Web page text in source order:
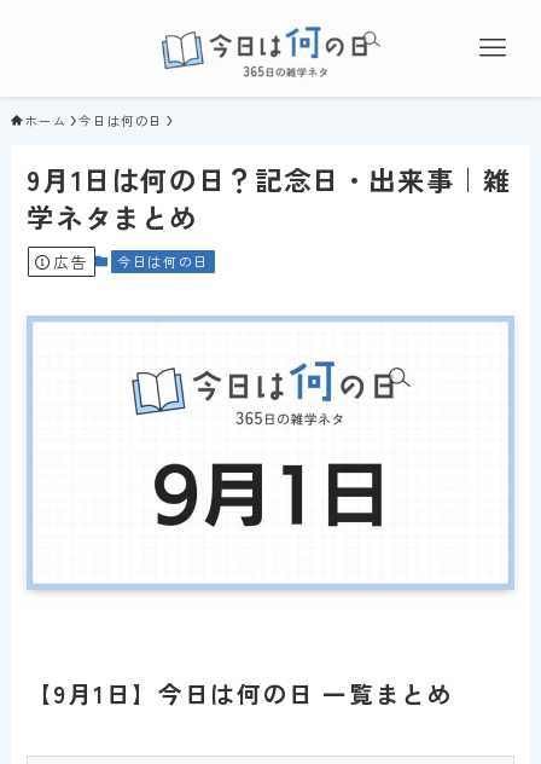
ホーム 今日は何の日
9月1日は何の日？記念日・出来事｜雑
学ネタまとめ
広告 今日は何の日
【9月1日】今日は何の日 一覧まとめ